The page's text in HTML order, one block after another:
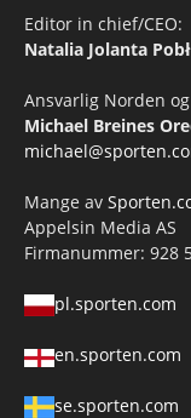
Editor in chief/CEO:
Natalia Jolanta
Ansvarlig Norden
Michael Breines
Mange av
Appelsin Media AS
Firmanummer: 928
pl.sporten.com
en.sporten.com
se.sporten.com